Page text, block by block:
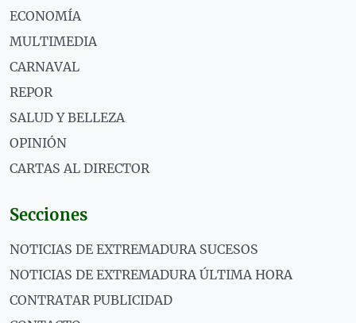
ECONOMÍA
MULTIMEDIA
CARNAVAL
REPOR
SALUD Y BELLEZA
OPINIÓN
CARTAS AL DIRECTOR
Secciones
NOTICIAS DE EXTREMADURA SUCESOS
NOTICIAS DE EXTREMADURA ÚLTIMA HORA
CONTRATAR PUBLICIDAD